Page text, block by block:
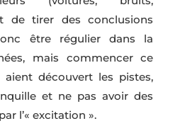
de tirer des conclusions
être régulier dans la
mais commencer ce
aient découvert les pistes,
et ne pas avoir des
l’« excitation ».